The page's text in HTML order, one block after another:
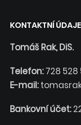
KONTAKTNÍ ÚDAJE
Tomáš Rak, DiS.
Telefon: 728 528
E-mail:
Bankovní účet: